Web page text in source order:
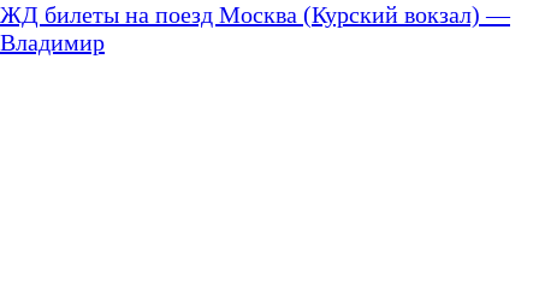
ЖД билеты на поезд Москва (Курский вокзал) —
Владимир